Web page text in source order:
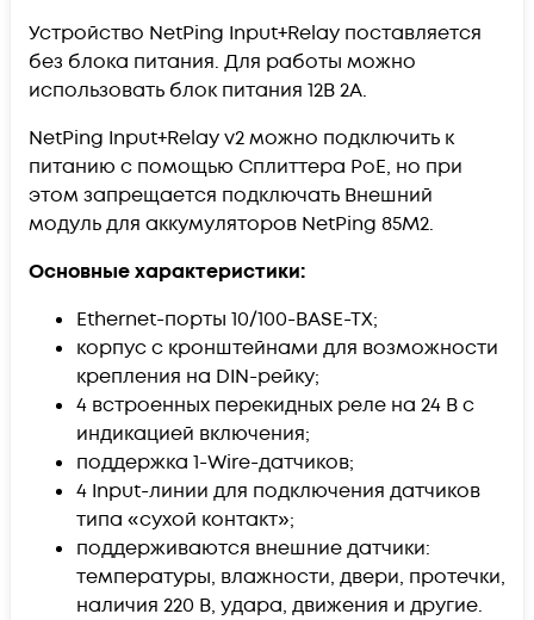
Устройство NetPing Input+Relay поставляется
без блока питания. Для работы можно
использовать блок питания 12В 2А.
NetPing Input+Relay v2 можно подключить к
питанию с помощью Сплиттера PoE, но при
этом запрещается подключать Внешний
модуль для аккумуляторов NetPing 85М2.
Основные характеристики:
Ethernet-порты 10/100-BASE-TX;
корпус с кронштейнами для возможности
крепления на DIN-рейку;
4 встроенных перекидных реле на 24 В с
индикацией включения;
поддержка 1-Wire-датчиков;
4 Input-линии для подключения датчиков
типа «сухой контакт»;
поддерживаются внешние датчики:
температуры, влажности, двери, протечки,
наличия 220 В, удара, движения и другие.